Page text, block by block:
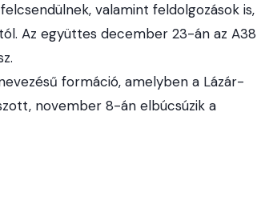
valamint feldolgozások is,
Az együttes december 23-án az A38
formáció, amelyben a Lázár-
november 8-án elbúcsúzik a